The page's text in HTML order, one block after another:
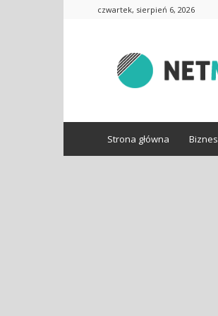
czwartek, sierpień 6, 2026
Strona główna Biznes